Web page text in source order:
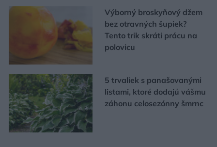
Výborný broskyňový džem
bez otravných šupiek?
Tento trik skráti prácu na
polovicu
5 trvaliek s panašovanými
listami, ktoré dodajú vášmu
záhonu celosezónny šmrnc